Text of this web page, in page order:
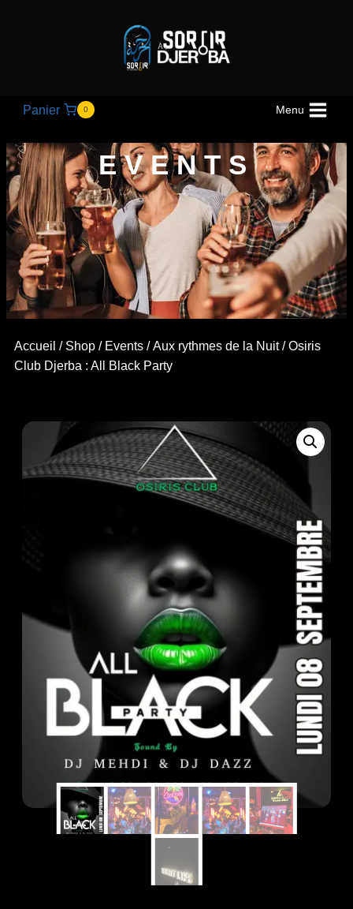
Panier 0 Menu
EVENTS
Accueil / Shop / Events /Aux rythmes de la Nuit/ Osiris
Club Djerba : All Black Party